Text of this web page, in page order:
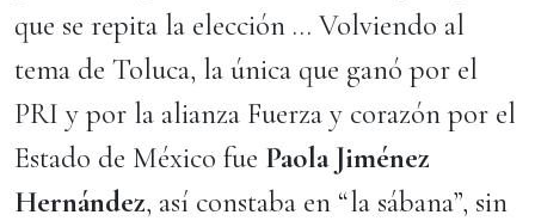
que se repita la elección … Volviendo al
tema de Toluca, la única que ganó por el
PRI y por la alianza Fuerza y corazón por el
Estado de México fue Paola Jiménez
Hernández, así constaba en “la sábana”, sin